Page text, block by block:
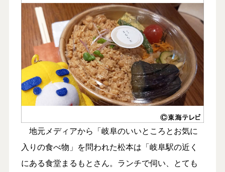
地元メディアから「岐阜のいいところとお気に
入りの食べ物」を問われた松本は「岐阜駅の近く
にある食堂まるもとさん。ランチで伺い、とても